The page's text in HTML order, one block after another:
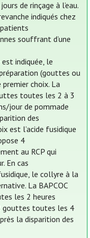
de rinçage à l’eau.
indiqués chez
souffrant d’une
indiquée, le
(gouttes ou
choix. La
toutes les 2 à 3
jour de pommade
des
est l’acide fusidique
4
au RCP qui
En cas
le collyre à la
La BAPCOC
les 2 heures
gouttes toutes les 4
la disparition des